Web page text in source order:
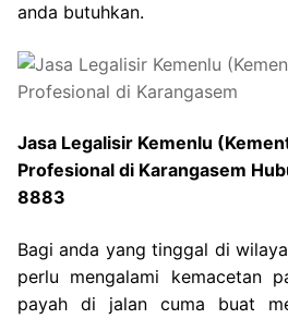
anda butuhkan.
Jasa Legalisir Kemenlu
Profesional di Karangasem
8883
Bagi anda yang tinggal di
perlu mengalami kemacetan
payah di jalan cuma buat